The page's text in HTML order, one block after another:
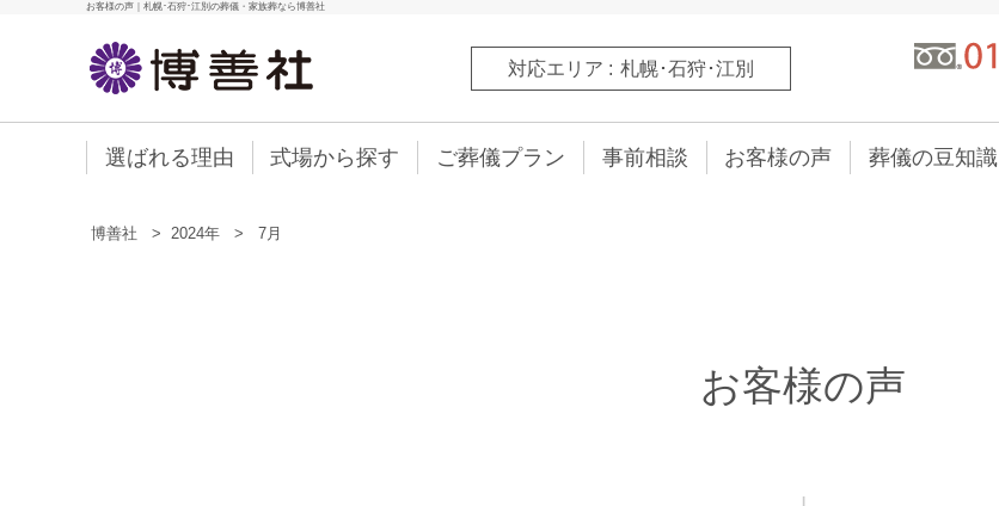
お客様の声｜札幌･石狩･江別の葬儀・家族葬なら博善社
対応エリア 札幌･石狩･江別
選ばれる理由 式場から探す ご葬儀プラン 事前相談 お客様の声 葬儀の豆知識
博善社 > 2024年 > 7月
お客様の声